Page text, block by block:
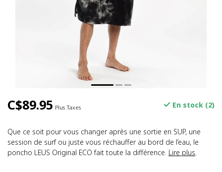
C$89.95 Plus Taxes En stock (2)
Que ce soit pour vous changer après une sortie en SUP, une
session de surf ou juste vous réchauffer au bord de l’eau, le
poncho LEUS Original ECO fait toute la différence. Lire plus.